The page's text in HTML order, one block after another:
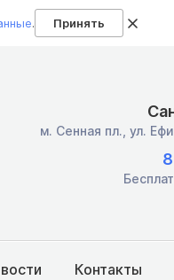
. Принять
м. Сенная пл., ул.
Контакты